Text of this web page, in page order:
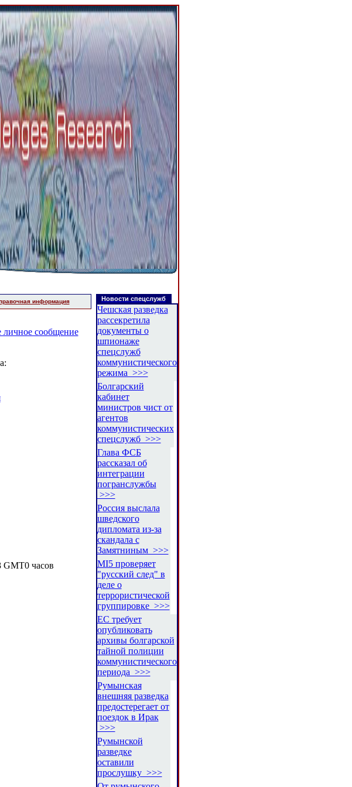
информация
GMT0 часов
Новости спецслужб
Чешская разведка
рассекретила
документы о
шпионаже
спецслужб
коммунистического
режима >>>
Болгарский
кабинет
министров чист от
агентов
коммунистических
спецслужб >>>
Глава ФСБ
рассказал об
интеграции
погранслужбы
>>>
Россия выслала
шведского
дипломата из-за
скандала с
Замятниным >>>
MI5 проверяет
"русский след" в
деле о
террористической
группировке >>>
ЕС требует
опубликовать
архивы болгарской
тайной полиции
коммунистического
периода >>>
Румынская
внешняя разведка
предостерегает от
поездок в Ирак
>>>
Румынской
разведке
оставили
прослушку >>>